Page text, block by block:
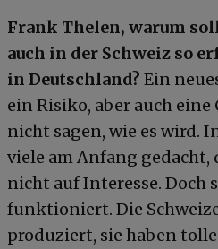
Frank Thelen, warum
auch in der Schweiz so
in Deutschland? Ein
ein Risiko, aber auch eine
nicht sagen, wie es wird.
viele am Anfang gedacht,
nicht auf Interesse. Doch
funktioniert. Die
produziert, sie haben